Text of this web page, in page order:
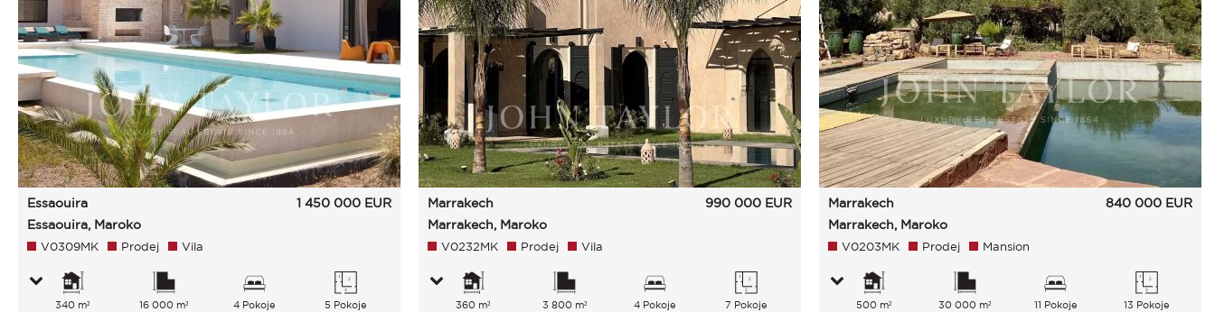
Essaouira
Essaouira, Maroko
1 450 000 EUR
V0309MK Prodej Vila
340 m² 16 000 m² 4 Pokoje 5 Pokoje
Marrakech
Marrakech, Maroko
990 000 EUR
V0232MK Prodej Vila
360 m² 3 800 m² 4 Pokoje 7 Pokoje
Marrakech
Marrakech, Maroko
840 000 EUR
V0203MK Prodej Mansion
500 m² 30 000 m² 11 Pokoje 13 Pokoje